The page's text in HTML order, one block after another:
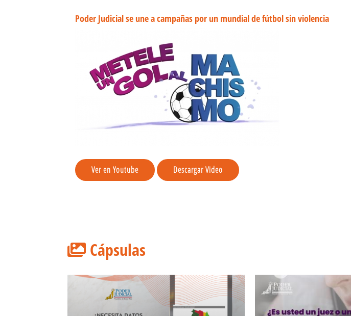
Poder Judicial se une a campañas por un mundial de fútbol sin violencia
Ver en Youtube Descargar Video
Cápsulas